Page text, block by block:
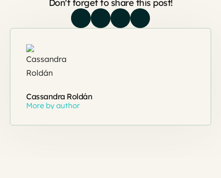
Don't forget to share this post!
Cassandra Roldán
More by author